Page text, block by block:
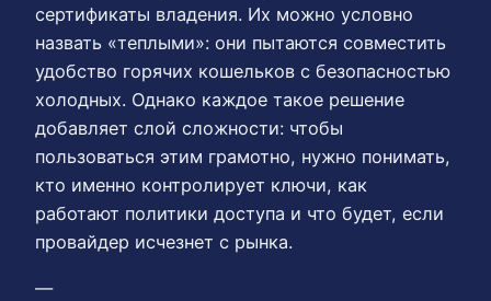
сертификаты владения. Их можно условно
назвать «теплыми»: они пытаются совместить
удобство горячих кошельков с безопасностью
холодных. Однако каждое такое решение
добавляет слой сложности: чтобы
пользоваться этим грамотно, нужно понимать,
кто именно контролирует ключи, как
работают политики доступа и что будет, если
провайдер исчезнет с рынка.
—